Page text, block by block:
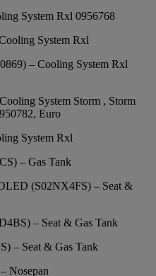
System Rxl 0956768
System Rxl
– Cooling System Rxl
System Storm , Storm
Euro
System Rxl
– Gas Tank
(S02NX4FS) – Seat &
– Seat & Gas Tank
– Seat & Gas Tank
Nosepan